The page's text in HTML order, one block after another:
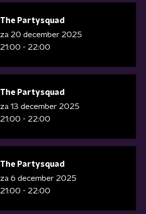
The Partysquad
za 20 december 2025
21:00 - 22:00
The Partysquad
za 13 december 2025
21:00 - 22:00
The Partysquad
za 6 december 2025
21:00 - 22:00